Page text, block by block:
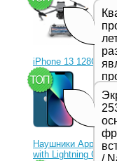
в
iPhone 13 128Gb
/
23
Наушники Apple
with Lightning